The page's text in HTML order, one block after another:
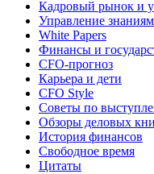
Кадровый рынок и
Управление
White Papers
Финансы и
CFO-прогноз
Карьера и дети
CFO Style
Советы по
Обзоры деловых
История финансов
Свободное время
Цитаты